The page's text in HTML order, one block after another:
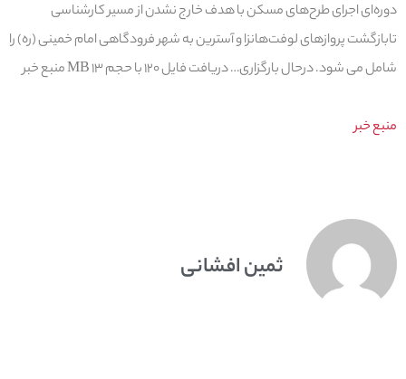
دوره‌ای اجرای طرح‌های مسکن با هدف خارج نشدن از مسیر کارشناسی
تابازگشت پروازهای لوفت‌هانزا و آسترین به شهر فرودگاهی امام خمینی (ره) را
شامل می شود. درحال بارگزاری… دریافت فایل ۱۲۰ با حجم ۱۳ MB منبع خبر
منبع خبر
ثمین افشانی